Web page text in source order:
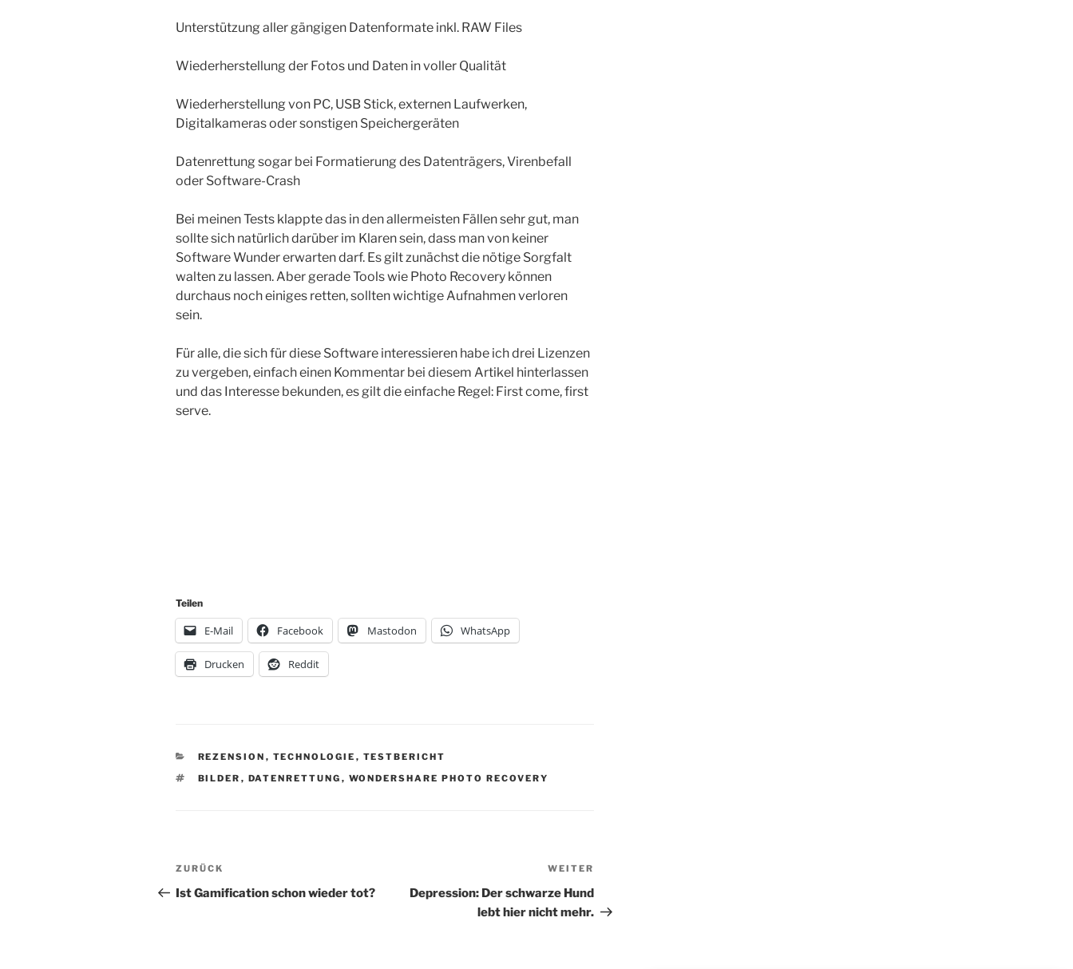
Unterstützung aller gängigen Datenformate inkl. RAW Files
Wiederherstellung der Fotos und Daten in voller Qualität
Wiederherstellung von PC, USB Stick, externen Laufwerken,
Digitalkameras oder sonstigen Speichergeräten
Datenrettung sogar bei Formatierung des Datenträgers, Virenbefall
oder Software-Crash
Bei meinen Tests klappte das in den allermeisten Fällen sehr gut, man
sollte sich natürlich darüber im Klaren sein, dass man von keiner
Software Wunder erwarten darf. Es gilt zunächst die nötige Sorgfalt
walten zu lassen. Aber gerade Tools wie Photo Recovery können
durchaus noch einiges retten, sollten wichtige Aufnahmen verloren
sein.
Für alle, die sich für diese Software interessieren habe ich drei Lizenzen
zu vergeben, einfach einen Kommentar bei diesem Artikel hinterlassen
und das Interesse bekunden, es gilt die einfache Regel: First come, first
serve.
Teilen
E-Mail Facebook Mastodon WhatsApp
Drucken Reddit
KATEGORIEN
REZENSION , TECHNOLOGIE , TESTBERICHT
SCHLAGWÖRTER
BILDER , DATENRETTUNG , WONDERSHARE PHOTO RECOVERY
Beitragsnavigation
Vorheriger
Beitrag
ZURÜCK
Ist Gamification schon wieder tot?
Beitrag
WEITER
Depression: Der schwarze Hund
lebt hier nicht mehr.